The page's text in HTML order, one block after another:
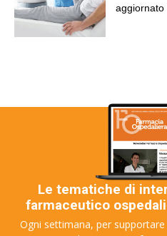
aggiornato
Le tematiche di
farmaceutico
Ogni settimana, per